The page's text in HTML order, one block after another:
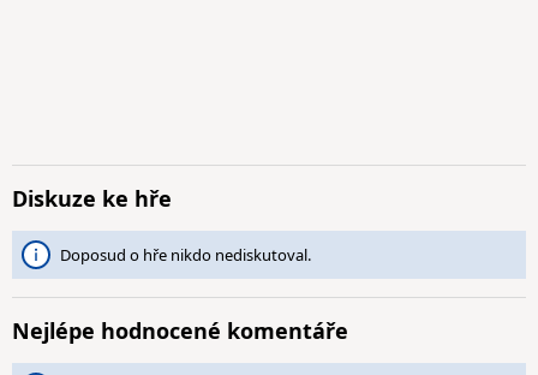
Diskuze ke hře
Doposud o hře nikdo nediskutoval.
Nejlépe hodnocené komentáře